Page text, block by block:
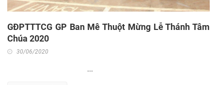
GĐPTTTCG GP Ban Mê Thuột Mừng Lễ Thánh Tâm
Chúa 2020
30/06/2020
...